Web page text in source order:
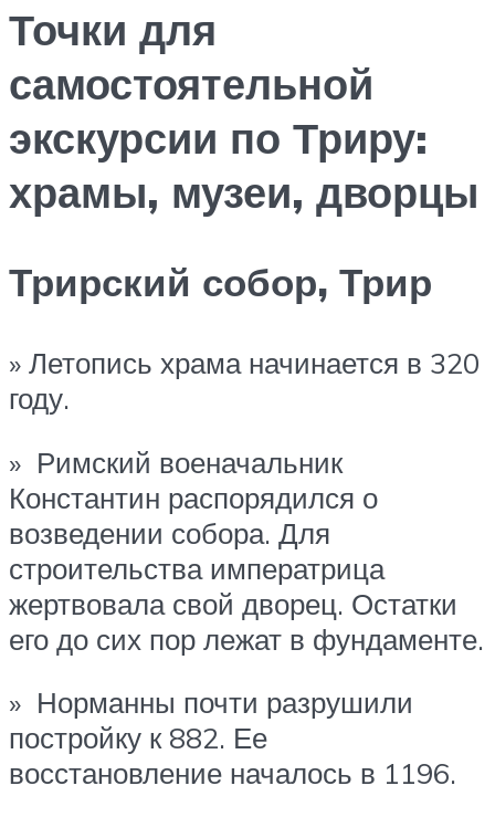
Точки для
самостоятельной
экскурсии по Триру:
храмы, музеи, дворцы
Трирский собор, Трир
» Летопись храма начинается в 320
году.
» Римский военачальник
Константин распорядился о
возведении собора. Для
строительства императрица
жертвовала свой дворец. Остатки
его до сих пор лежат в фундаменте.
» Норманны почти разрушили
постройку к 882. Ее
восстановление началось в 1196.